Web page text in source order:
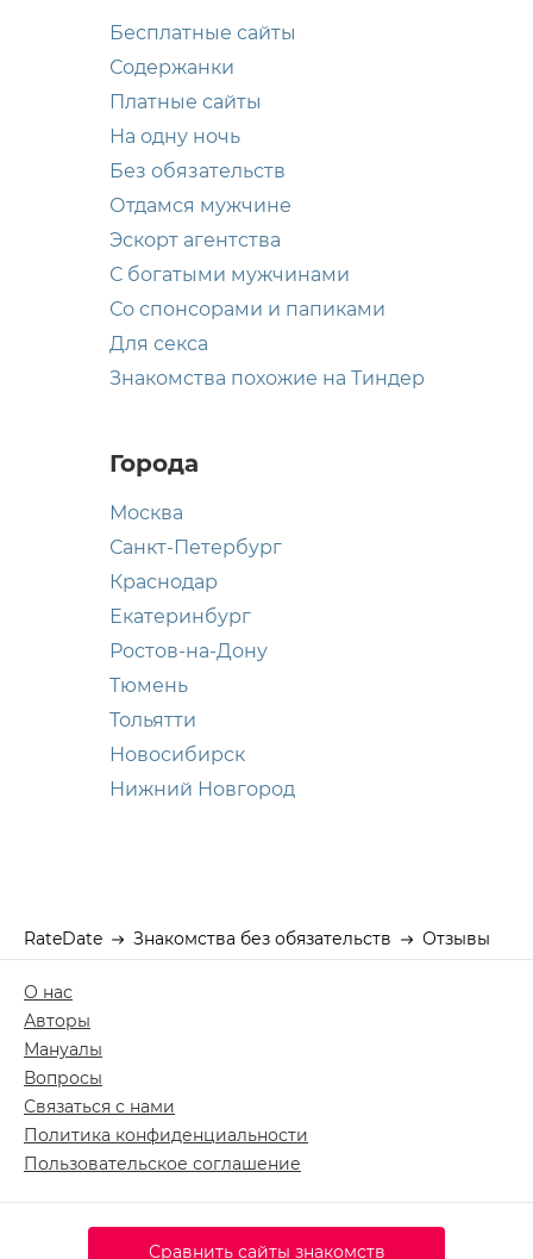
Бесплатные сайты
Содержанки
Платные сайты
На одну ночь
Без обязательств
Отдамся мужчине
Эскорт агентства
С богатыми мужчинами
Со спонсорами и папиками
Для секса
Знакомства похожие на Тиндер
Города
Москва
Санкт-Петербург
Краснодар
Екатеринбург
Ростов-на-Дону
Тюмень
Тольятти
Новосибирск
Нижний Новгород
RateDate Знакомства без обязательств Отзывы
О нас
Авторы
Мануалы
Вопросы
Связаться с нами
Политика конфиденциальности
Пользовательское соглашение
Сравнить сайты знакомств